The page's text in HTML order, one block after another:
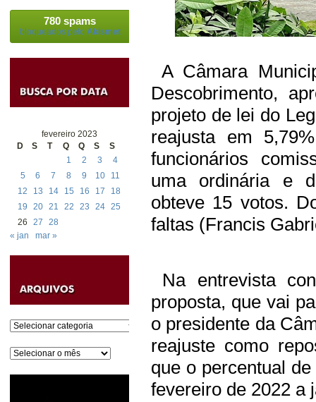
780 spams
bloqueados pelo Akismet
fevereiro 2023
D
S T Q Q S
S
1
2 3
4
5
6 7 8 9 10
11
12
13 14 15 16 17
18
19
20 21 22 23 24 25
26
27
28
« jan
mar »
Categorias
Arquivos
A Câmara
Descobrimento,
projeto de lei do
reajusta em
funcionários
uma ordinária e
obteve 15 votos.
faltas (Francis
Na entrevista
proposta, que vai
o presidente da
reajuste como
que o percentual
fevereiro de 2022 a